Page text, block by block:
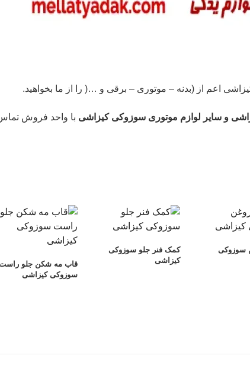
اعم از (بدنه – موتوری – برقی و …( را از ما بخواهید.
و سایر لوازم موتوری سوزوکی کیزاشی با واحد فروش
سوزوکی
کمک فنر جلو سوزوکی
کیزاشی
قاب مه شکن جلو
سوزوکی کیزاشی